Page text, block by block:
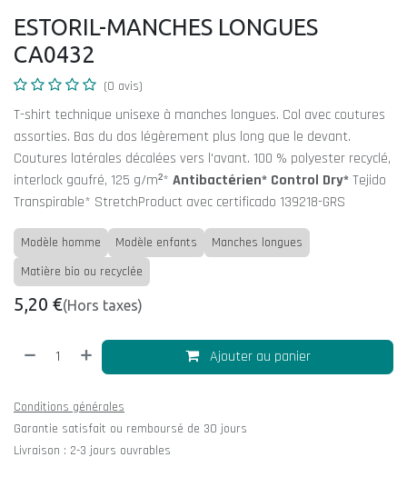
ESTORIL-MANCHES LONGUES
CA0432
(0 avis)
T-shirt technique unisexe à manches longues. Col avec coutures
assorties. Bas du dos légèrement plus long que le devant.
Coutures latérales décalées vers l'avant. 100 % polyester recyclé,
interlock gaufré, 125 g/m²* Antibactérien* Control Dry*Tejido
Transpirable* StretchProduct avec certificado 139218-GRS
Modèle homme Modèle enfants
Manches longues
Matière bio ou recyclée
5,20 €(Hors taxes)
Ajouter au panier
Conditions générales
Garantie satisfait ou remboursé de 30 jours
Livraison : 2-3 jours ouvrables